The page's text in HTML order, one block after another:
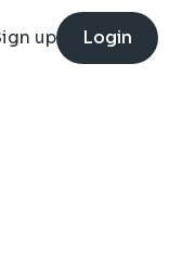
up Login